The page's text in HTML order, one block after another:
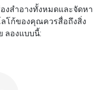
งสำอางทั้งหมดและจัดหา
โก้ของคุณควรสื่อถึงสิ่ง
ลองแบบนี้: